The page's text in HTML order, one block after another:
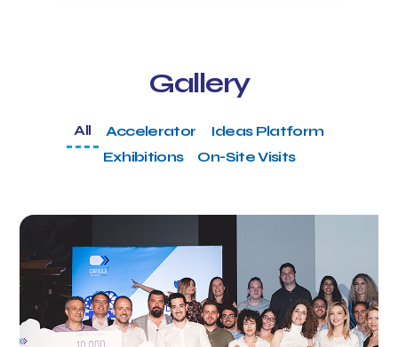
Gallery
All Accelerator
Ideas Platform
Exhibitions
On-Site Visits